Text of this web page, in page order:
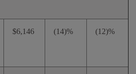
$6,146 (14)% (12)%